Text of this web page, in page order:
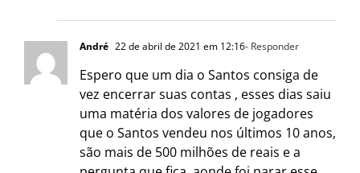
André 22 de abril de 2021 em 12:16- Responder
Espero que um dia o Santos consiga de
vez encerrar suas contas , esses dias saiu
uma matéria dos valores de jogadores
que o Santos vendeu nos últimos 10 anos,
são mais de 500 milhões de reais e a